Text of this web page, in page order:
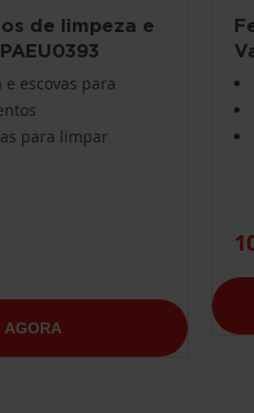
de limpeza e
escovas para
para limpar
AGORA